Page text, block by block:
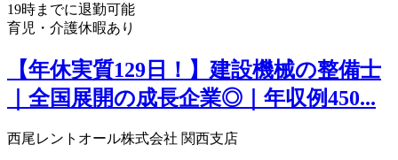
19時までに退勤可能
育児・介護休暇あり
【年休実質129日！】建設機械の整備士
｜全国展開の成長企業◎｜年収例450...
西尾レントオール株式会社 関西支店